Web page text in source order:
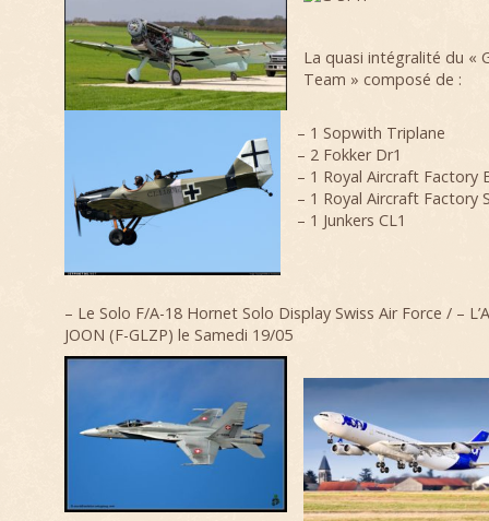
La quasi intégralité du «
Team » composé de :
– 1 Sopwith Triplane
– 2 Fokker Dr1
– 1 Royal Aircraft Factory
– 1 Royal Aircraft Factory
– 1 Junkers CL1
– Le Solo F/A-18 Hornet Solo Display Swiss Air Force / –
JOON (F-GLZP) le Samedi 19/05